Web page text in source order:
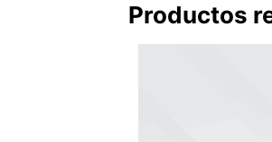
Productos